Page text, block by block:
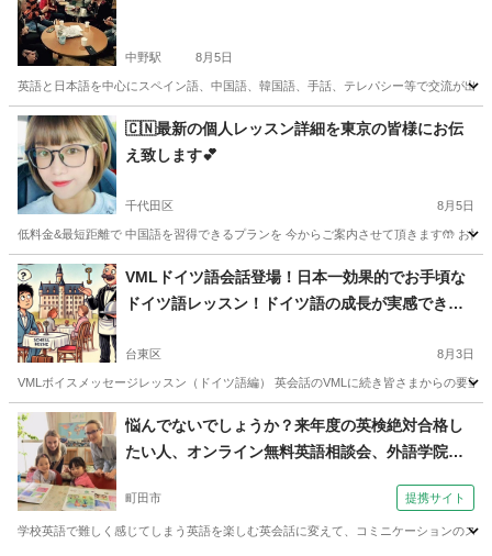
中野駅 8月5日
英語と日本語を中心にスペイン語、中国語、韓国語、手話、テレパシー等で交流が出
東京 中野区 中野駅 その他
🇨🇳最新の個人レッスン詳細を東京の皆様にお伝
え致します💕
千代田区 8月5日
低料金&最短距離で 中国語を習得できるプランを 今からご案内させて頂きます🤲 お
東京 千代田区 中国語 レッスン
VMLドイツ語会話登場！日本一効果的でお手頃な
ドイツ語レッスン！ドイツ語の成長が実感できる
台東区 8月3日
VMLボイスメッセージレッスン（ドイツ語編） 英会話のVMLに続き皆さまからの要
東京 台東区 その他語学 常総市 その他語学
VML
悩んでないでしょうか？来年度の英検絶対合格し
たい人、オンライン無料英語相談会、外語学院イ
町田市 提携サイト
学校英語で難しく感じてしまう英語を楽しむ英会話に変えて、コミニケーションのス